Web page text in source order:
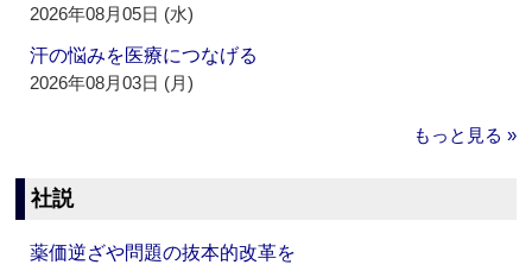
2026年08月05日 (水)
汗の悩みを医療につなげる
2026年08月03日 (月)
もっと見る »
社説
薬価逆ざや問題の抜本的改革を